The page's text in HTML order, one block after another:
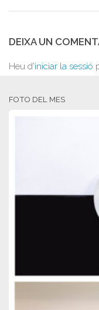
DEIXA UN
Heu d'iniciar la sessió
FOTO DEL MES